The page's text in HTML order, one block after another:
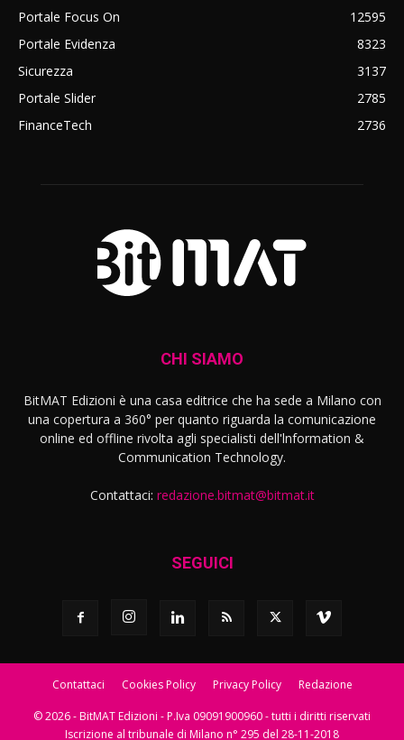
Portale Focus On
12595
Portale Evidenza
8323
Sicurezza
3137
Portale Slider
2785
FinanceTech
2736
CHI SIAMO
BitMAT Edizioni è una casa editrice che ha sede a Milano con
una copertura a 360° per quanto riguarda la comunicazione
online ed offline rivolta agli specialisti dell'lnformation &
Communication Technology.
Contattaci: redazione.bitmat@bitmat.it
SEGUICI
Contattaci Cookies Policy Privacy Policy Redazione
© 2026 - BitMAT Edizioni - P.Iva 09091900960 - tutti i diritti riservati
Iscrizione al tribunale di Milano n° 295 del 28-11-2018